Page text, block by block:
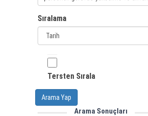
Sıralama
Tersten Sırala
Arama Yap
Arama Sonuçları